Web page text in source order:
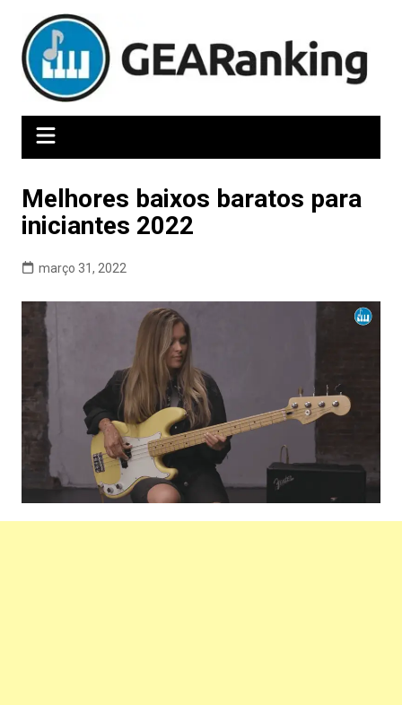
conteúdo
Melhores baixos baratos para
iniciantes 2022
março 31, 2022